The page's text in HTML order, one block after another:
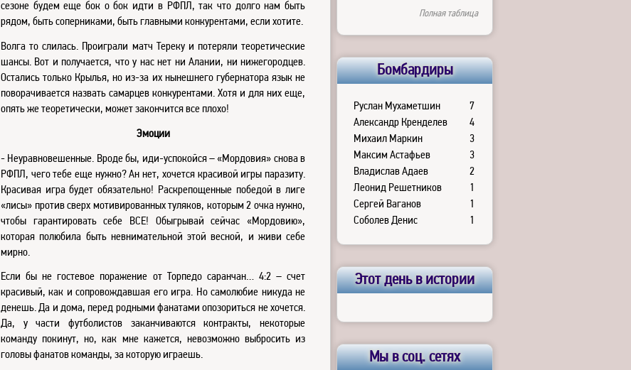
сезоне будем еще бок о бок идти в РФПЛ, так что долго нам быть
рядом, быть соперниками, быть главными конкурентами, если хотите.
Волга то слилась. Проиграли матч Тереку и потеряли теоретические
шансы. Вот и получается, что у нас нет ни Алании, ни нижегородцев.
Остались только Крылья, но из-за их нынешнего губернатора язык не
поворачивается назвать самарцев конкурентами. Хотя и для них еще,
опять же теоретически, может закончится все плохо!
Эмоции
- Неуравновешенные. Вроде бы, иди-успокойся – «Мордовия» снова в
РФПЛ, чего тебе еще нужно? Ан нет, хочется красивой игры паразиту.
Красивая игра будет обязательно! Раскрепощенные победой в лиге
«лисы» против сверх мотивированных туляков, которым 2 очка нужно,
чтобы гарантировать себе ВСЕ! Обыгрывай сейчас «Мордовию»,
которая полюбила быть невнимательной этой весной, и живи себе
мирно.
Если бы не гостевое поражение от Торпедо саранчан… 4:2 – счет
красивый, как и сопровождавшая его игра. Но самолюбие никуда не
денешь. Да и дома, перед родными фанатами опозориться не хочется.
Да, у части футболистов заканчиваются контракты, некоторые
команду покинут, но, как мне кажется, невозможно выбросить из
головы фанатов команды, за которую играешь.
Полная таблица
Бомбардиры
Руслан Мухаметшин
7
Александр Кренделев
4
Михаил Маркин
3
Максим Астафьев
3
Владислав Адаев
2
Леонид Решетников
1
Сергей Ваганов
1
Соболев Денис
1
Этот день в истории
Мы в соц. сетях